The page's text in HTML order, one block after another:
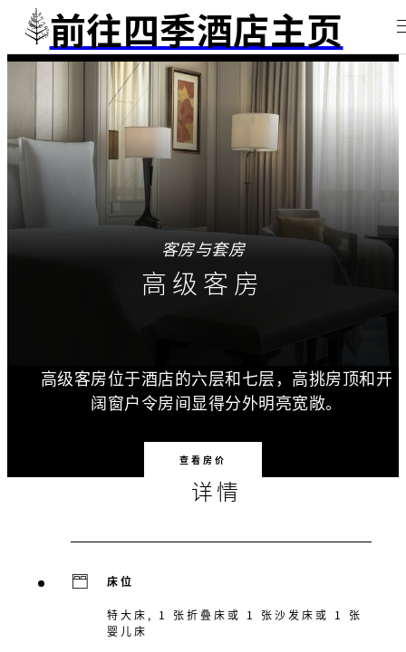
前往四季酒店主页
客房与套房
高级客房
高级客房位于酒店的六层和七层，高挑房顶和开
阔窗户令房间显得分外明亮宽敞。
查看房价
详情
床位
特大床, 1 张折叠床或 1 张沙发床或 1 张
婴儿床